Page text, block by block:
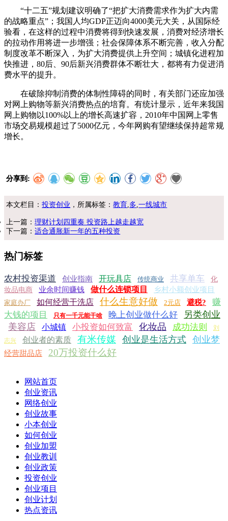
“十二五”规划建议明确了“把扩大消费需求作为扩大内需
的战略重点”；我国人均GDP正迈向4000美元大关，从国际经
验看，在这样的过程中消费将得到快速发展，消费对经济增长
的拉动作用将进一步增强；社会保障体系不断完善，收入分配
制度改革不断深入，为扩大消费提供上升空间；城镇化进程加
快推进，80后、90后新兴消费群体不断壮大，都将有力促进消
费水平的提升。
在破除抑制消费的体制性障碍的同时，有关部门还应加强
对网上购物等新兴消费热点的培育。有统计显示，近年来我国
网上购物以100%以上的增长高速扩容，2010年中国网上零售
市场交易规模超过了5000亿元，今年网购有望继续保持超常规
增长。
分享到:
本文栏目：投资创业 ，所属标签：教育 多 ,一线城市
上一篇：理财计划四重奏 投资路上越走越宽
下一篇：适合通胀新一年的五种投资
热门标签
农村投资渠道 创业指南 开玩具店 传统商业 共享单车
化
妆品电商
业余时间赚钱 做什么连锁项目 乡村小额创业项目
家庭办厂 如何经营干洗店 什么生意好做 2元店 避税?
赚
大钱的项目
只有一千元能干啥 晚上创业做什么好
另类创业
美容店
小城镇 小投资如何致富 化妆品 成功法则
刘
志兴
创业者的素质 有米传媒 创业是生活方式 创业梦
经营甜品店 20万投资什么好
网站首页
创业资讯
网络创业
创业故事
小本创业
如何创业
创业加盟
创业教训
创业政策
投资创业
创业项目
创业计划
热点资讯